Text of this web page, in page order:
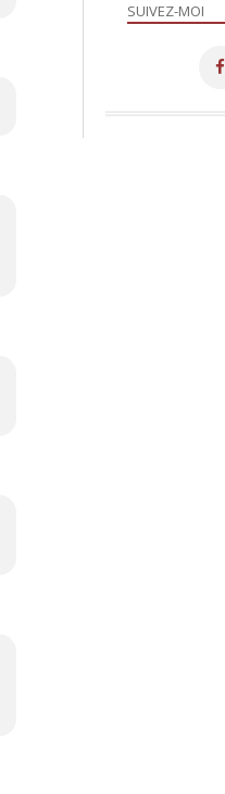
SUIVEZ-MOI